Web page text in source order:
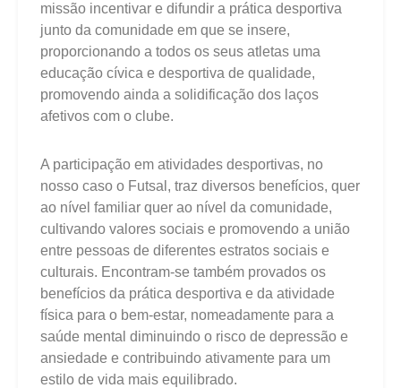
missão incentivar e difundir a prática desportiva
junto da comunidade em que se insere,
proporcionando a todos os seus atletas uma
educação cívica e desportiva de qualidade,
promovendo ainda a solidificação dos laços
afetivos com o clube.
A participação em atividades desportivas, no
nosso caso o Futsal, traz diversos benefícios, quer
ao nível familiar quer ao nível da comunidade,
cultivando valores sociais e promovendo a união
entre pessoas de diferentes estratos sociais e
culturais. Encontram-se também provados os
benefícios da prática desportiva e da atividade
física para o bem-estar, nomeadamente para a
saúde mental diminuindo o risco de depressão e
ansiedade e contribuindo ativamente para um
estilo de vida mais equilibrado.